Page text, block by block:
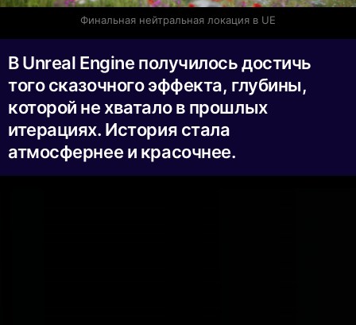
Финальная нейтральная локация в UE
В Unreal Engine получилось достичь
того сказочного эффекта, глубины,
которой не хватало в прошлых
итерациях. История стала
атмосфернее и красочнее.